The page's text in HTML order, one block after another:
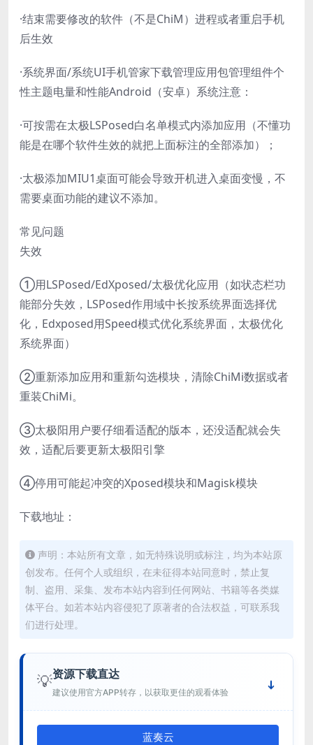
·结束需要修改的软件（不是ChiM）进程或者重启手机
后生效
·系统界面/系统UI手机管家下载管理应用包管理组件个
性主题电量和性能Android（安卓）系统注意：
·可按需在太极LSPosed白名单模式内添加应用（不懂功
能是在哪个软件生效的就把上面标注的全部添加）；
·太极添加MIU1桌面可能会导致开机进入桌面变慢，不
需要桌面功能的建议不添加。
常见问题
失效
①用LSPosed/EdXposed/太极优化应用（如状态栏功
能部分失效，LSPosed作用域中长按系统界面选择优
化，Edxposed用Speed模式优化系统界面，太极优化
系统界面）
②重新添加应用和重新勾选模块，清除ChiMi数据或者
重装ChiMi。
③太极阳用户要仔细看适配的版本，还没适配就会失
效，适配后要更新太极阳引擎
④停用可能起冲突的Xposed模块和Magisk模块
下载地址：
声明：本站所有文章，如无特殊说明或标注，均为本站原
创发布。任何个人或组织，在未征得本站同意时，禁止复
制、盗用、采集、发布本站内容到任何网站、书籍等各类媒
体平台。如若本站内容侵犯了原著者的合法权益，可联系我
们进行处理。
💡资源下载直达
建议使用官方APP转存，以获取更佳的观看体验
蓝奏云